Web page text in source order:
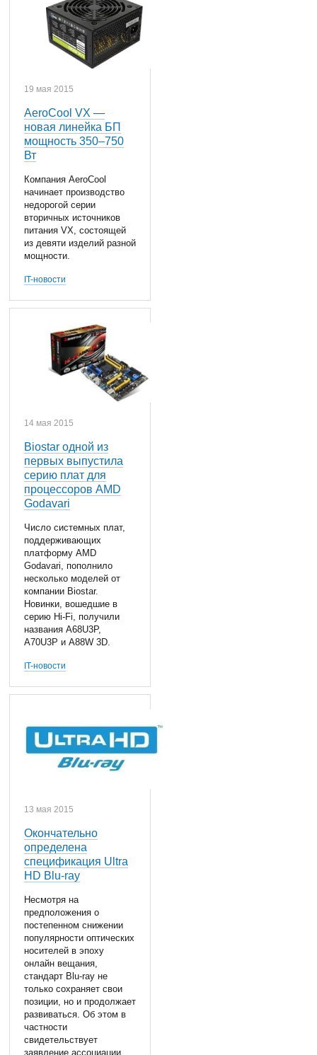
19 мая 2015
AeroCool VX —
новая линейка БП
мощность 350–750
Вт
Компания AeroCool
начинает производство
недорогой серии
вторичных источников
питания VX, состоящей
из девяти изделий разной
мощности.
IT-новости
14 мая 2015
Biostar одной из
первых выпустила
серию плат для
процессоров AMD
Godavari
Число системных плат,
поддерживающих
платформу AMD
Godavari, пополнило
несколько моделей от
компании Biostar.
Новинки, вошедшие в
серию Hi-Fi, получили
названия A68U3P,
A70U3P и A88W 3D.
IT-новости
13 мая 2015
Окончательно
определена
спецификация Ultra
HD Blu-ray
Несмотря на
предположения о
постепенном снижении
популярности оптических
носителей в эпоху
онлайн вещания,
стандарт Blu-ray не
только сохраняет свои
позиции, но и продолжает
развиваться. Об этом в
частности
свидетельствует
заявление ассоциации